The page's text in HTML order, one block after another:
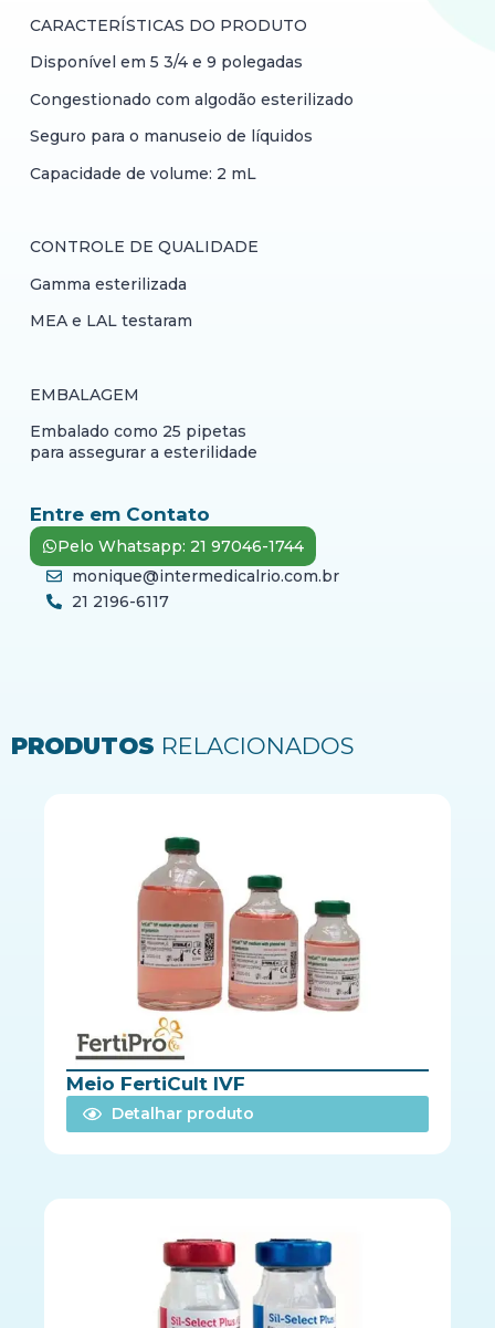
CARACTERÍSTICAS DO PRODUTO
Disponível em 5 3/4 e 9 polegadas
Congestionado com algodão esterilizado
Seguro para o manuseio de líquidos
Capacidade de volume: 2 mL
CONTROLE DE QUALIDADE
Gamma esterilizada
MEA e LAL testaram
EMBALAGEM
Embalado como 25 pipetas
para assegurar a esterilidade
Entre em Contato
Pelo Whatsapp: 21 97046-1744
monique@intermedicalrio.com.br
21 2196-6117
PRODUTOS RELACIONADOS
Meio FertiCult IVF
Detalhar produto